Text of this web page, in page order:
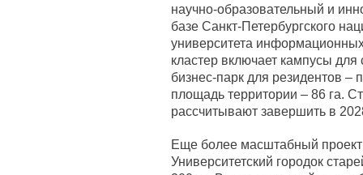
научно-образовательный и
базе Санкт-Петербургского
университета
кластер включает кампусы для
бизнес-парк для резидентов
площадь территории – 86 га.
рассчитывают завершить в
Еще более масштабный
Университетский городок